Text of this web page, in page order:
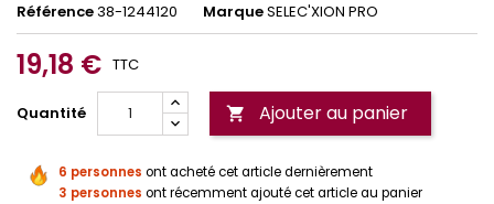
Référence38-1244120 MarqueSELEC'XION PRO
19,18 € TTC
Quantité  Ajouter au panier
6 personnes ont acheté cet article dernièrement
3 personnes ont récemment ajouté cet article au panier